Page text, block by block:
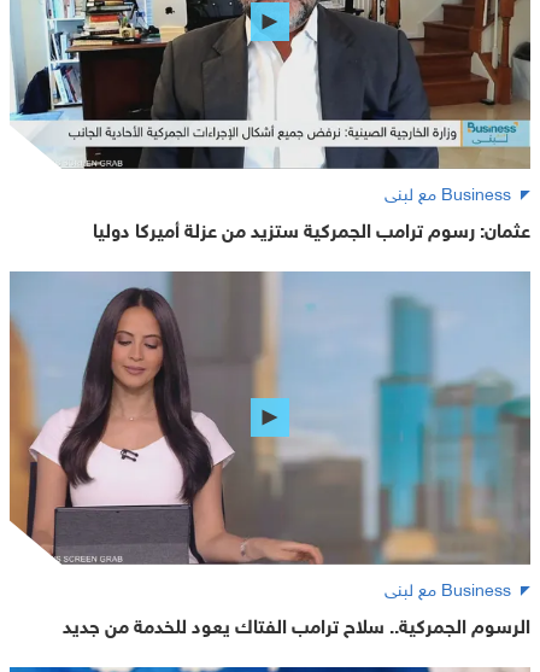
Business مع لبنى
عثمان: رسوم ترامب الجمركية ستزيد من عزلة أميركا دوليا
Business مع لبنى
الرسوم الجمركية.. سلاح ترامب الفتاك يعود للخدمة من جديد